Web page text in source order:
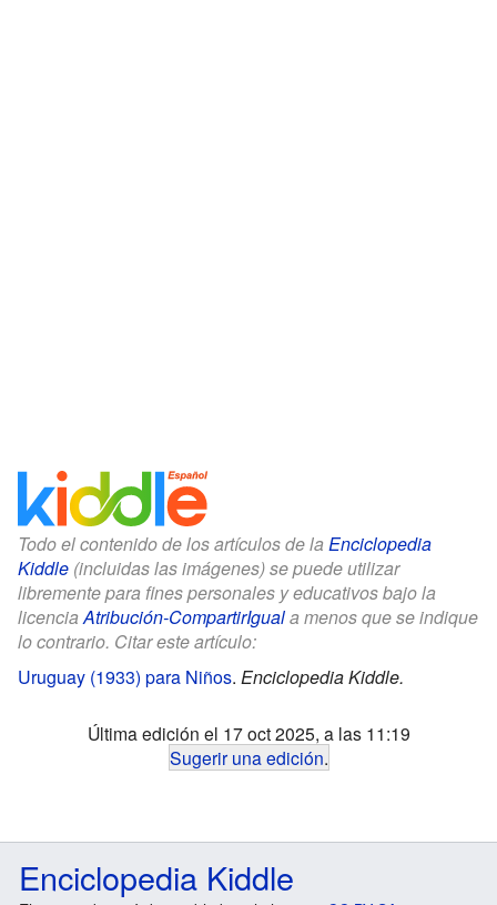
Todo el contenido de los artículos de la Enciclopedia
Kiddle (incluidas las imágenes) se puede utilizar
libremente para fines personales y educativos bajo la
licenciaAtribución-CompartirIguala menos que se indique
lo contrario. Citar este artículo:
Uruguay (1933) para Niños. Enciclopedia Kiddle.
Última edición el 17 oct 2025, a las 11:19
Sugerir una edición.
Enciclopedia Kiddle